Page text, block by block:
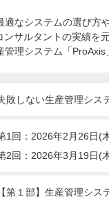
なシステムの選び方
サルタントの実績を
理システム「ProAxis
敗しない生産管理シス
1回：2026年2月26日(
2回：2026年3月19日(
【第１部】生産管理シ